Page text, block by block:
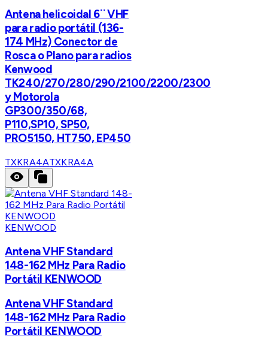
Antena helicoidal 6¨ VHF
para radio portátil (136-
174 MHz) Conector de
Rosca o Plano para radios
Kenwood
TK240/270/280/290/2100/2200/2300
y Motorola
GP300/350/68,
P110,SP10, SP50,
PRO5150, HT750, EP450
TXKRA4ATXKRA4A
KENWOOD
Antena VHF Standard
148-162 MHz Para Radio
Portátil KENWOOD
Antena VHF Standard
148-162 MHz Para Radio
Portátil KENWOOD